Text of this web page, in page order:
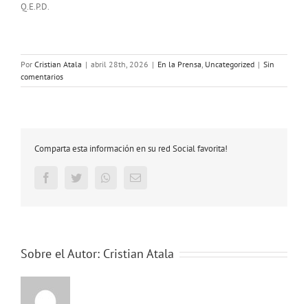
Q.E.P.D.
Por Cristian Atala | abril 28th, 2026 | En la Prensa, Uncategorized | Sin
comentarios
Comparta esta información en su red Social favorita!
FacebookTwitter WhatsappEmail
Sobre el Autor: Cristian Atala